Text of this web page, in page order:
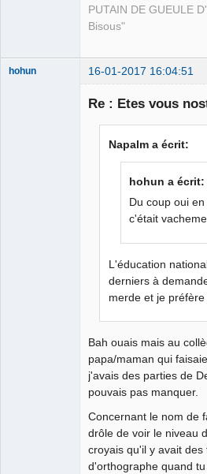
PUTAIN DE GUEULE
Bisous"
hohun 16-01-2017 16:04:51
Re : Etes vous
Napalm a écrit:
hohun a écrit:
Du coup oui
c'était
L'éducation
derniers à
merde et je préfère
Bah ouais mais au
papa/maman qui
j'avais des parties de
pouvais pas manquer.
Concernant le nom de
drôle de voir le niveau
croyais qu'il y avait
d'orthographe quand